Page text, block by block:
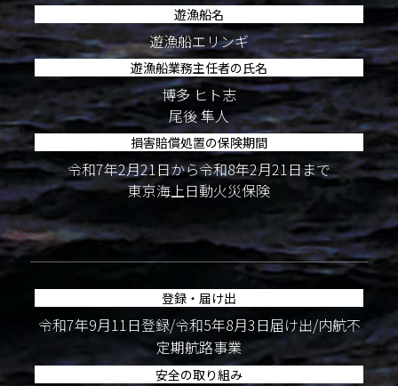
遊漁船名
遊漁船エリンギ
遊漁船業務主任者の氏名
博多 ヒト志
尾後 隼人
損害賠償処置の保険期間
令和7年2月21日から令和8年2月21日まで
東京海上日動火災保険
登録・届け出
令和7年9月11日登録/令和5年8月3日届け出/内航不
定期航路事業
安全の取り組み